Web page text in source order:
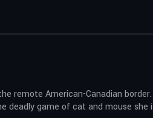
remote American-Canadian
deadly game of cat and mouse she